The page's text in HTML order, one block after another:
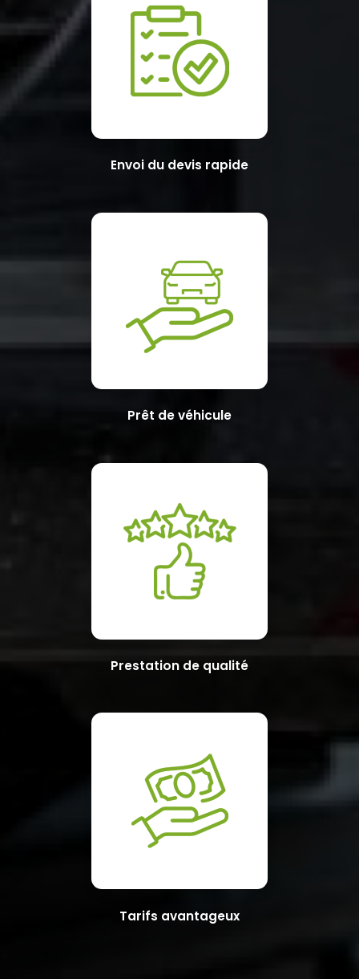
Envoi du devis rapide
Prêt de véhicule
Prestation de qualité
Tarifs avantageux